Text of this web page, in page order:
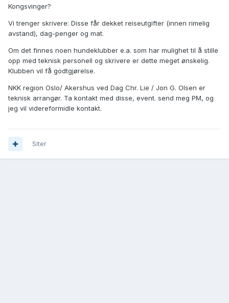
Kongsvinger?
Vi trenger skrivere: Disse får dekket reiseutgifter (innen rimelig
avstand), dag-penger og mat.
Om det finnes noen hundeklubber e.a. som har mulighet til å stille
opp med teknisk personell og skrivere er dette meget ønskelig.
Klubben vil få godtgjørelse.
NKK region Oslo/ Akershus ved Dag Chr. Lie / Jon G. Olsen er
teknisk arrangør. Ta kontakt med disse, event. send meg PM, og
jeg vil videreformidle kontakt.
Siter